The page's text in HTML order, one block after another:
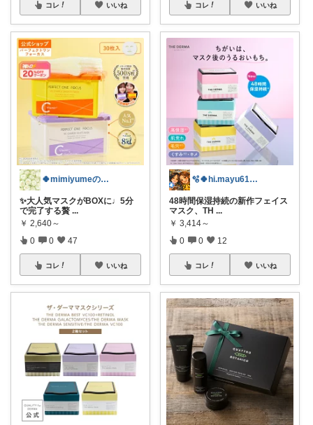
コレ いいね
🍀mimiyumeの美容ROOM🍀
✨大人気マスクがBOXに♩5分
で完了する贅 ...
￥ 2,640～
0 0 47
コレ いいね
コレ いいね
🫧🍀hi.mayu618🍀🫧
48時間保湿持続の新作フェイス
マスク、TH ...
￥ 3,414～
0 0 12
コレ いいね